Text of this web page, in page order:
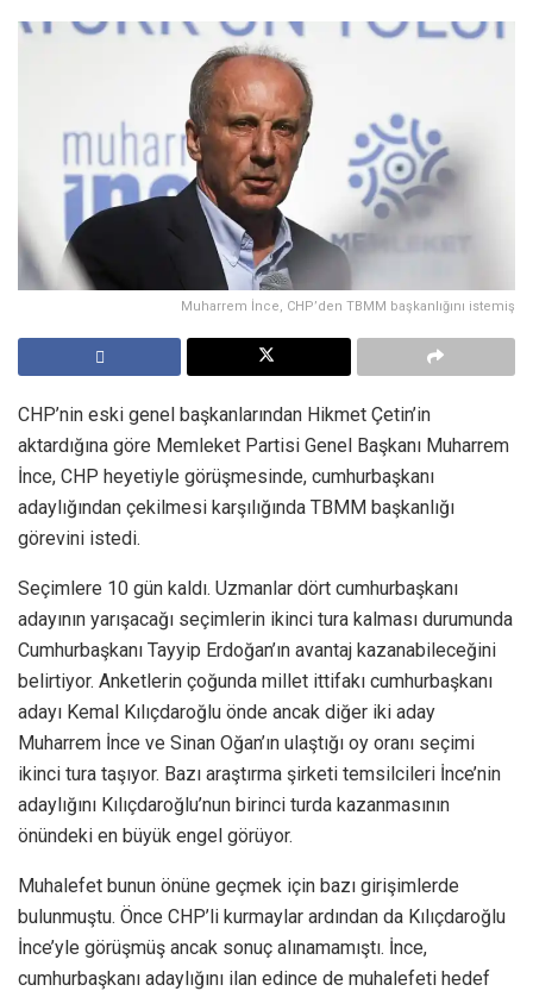
Muharrem İnce, CHP’den TBMM başkanlığını istemiş
CHP’nin eski genel başkanlarından Hikmet Çetin’in
aktardığına göre Memleket Partisi Genel Başkanı Muharrem
İnce, CHP heyetiyle görüşmesinde, cumhurbaşkanı
adaylığından çekilmesi karşılığında TBMM başkanlığı
görevini istedi.
Seçimlere 10 gün kaldı. Uzmanlar dört cumhurbaşkanı
adayının yarışacağı seçimlerin ikinci tura kalması durumunda
Cumhurbaşkanı Tayyip Erdoğan’ın avantaj kazanabileceğini
belirtiyor. Anketlerin çoğunda millet ittifakı cumhurbaşkanı
adayı Kemal Kılıçdaroğlu önde ancak diğer iki aday
Muharrem İnce ve Sinan Oğan’ın ulaştığı oy oranı seçimi
ikinci tura taşıyor. Bazı araştırma şirketi temsilcileri İnce’nin
adaylığını Kılıçdaroğlu’nun birinci turda kazanmasının
önündeki en büyük engel görüyor.
Muhalefet bunun önüne geçmek için bazı girişimlerde
bulunmuştu. Önce CHP’li kurmaylar ardından da Kılıçdaroğlu
İnce’yle görüşmüş ancak sonuç alınamamıştı. İnce,
cumhurbaşkanı adaylığını ilan edince de muhalefeti hedef